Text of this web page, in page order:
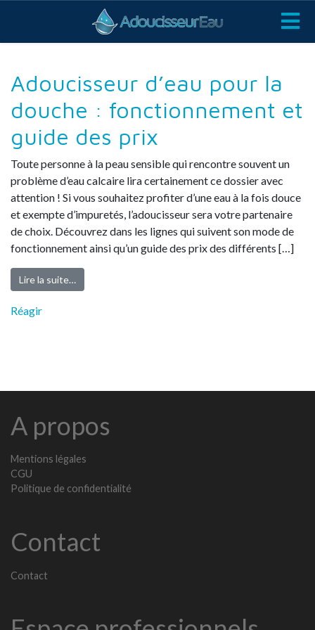
Adoucisseur d’eau pour la
douche : fonctionnement et
guide des prix
Toute personne à la peau sensible qui rencontre souvent un
problème d’eau calcaire lira certainement ce dossier avec
attention ! Si vous souhaitez profiter d’une eau à la fois douce
et exempte d’impuretés, l’adoucisseur sera votre partenaire
de choix. Découvrez dans les lignes qui suivent son mode de
fonctionnement ainsi qu’un guide des prix des différents […]
Lire la suite…
Réagir
A propos
Mentions légales
CGU
Politique de confidentialité
Contact
Contact